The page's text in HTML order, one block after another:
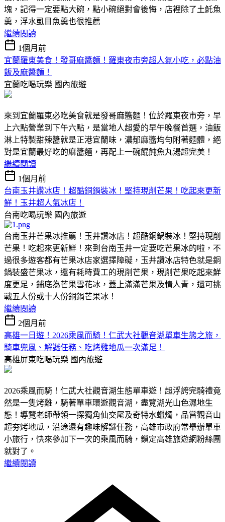
塊，記得一定要點大碗，點小碗絕對會後悔，店裡除了土魠魚
羹，浮水虱目魚羹也很推薦
繼續閱讀
1個月前
宜蘭羅東美食！發哥麻醬麵！羅東夜市旁超人氣小吃，必點油
飯及麻醬麵！
宜蘭吃喝玩樂 國內旅遊
來到宜蘭羅東必吃美食就是發哥麻醬麵！位於羅東夜市旁，早
上六點營業到下午六點，是當地人超愛的早午晚餐首選，油飯
淋上特製甜辣醬就是正港宜蘭味，濃郁麻醬均勻附著麵體，絕
對是宜蘭最好吃的麻醬麵，再配上一碗餛飩魚丸湯超完美！
繼續閱讀
1個月前
台南玉井讚冰店！超酷銅鍋裝冰！堅持現削芒果！吃起來更新
鮮！玉井超人氣冰店！
台南吃喝玩樂 國內旅遊
台南玉井芒果冰推薦！玉井讚冰店！超酷銅鍋裝冰！堅持現削
芒果！吃起來更新鮮！來到台南玉井一定要吃芒果冰的啦，不
過很多遊客都有芒果冰店家選擇障礙，玉井讚冰店特色就是銅
鍋裝盛芒果冰，還有耗時費工的現削芒果，現削芒果吃起來鮮
度更足，鋪底為芒果雪花冰，蓋上滿滿芒果及情人青，還可挑
戰五人份或十人份銅鍋芒果冰！
繼續閱讀
2個月前
高雄一日遊！2026乘風而騎！仁武大社觀音湖單車生態之旅，
騎車兜風、解謎任務、吃烤雞地瓜一次滿足！
高雄屏東吃喝玩樂 國內旅遊
2026乘風而騎！仁武大社觀音湖生態單車遊！超浮誇完騎禮竟
然是一隻烤雞，騎著單車環遊觀音湖，盡覽湖光山色濕地生
態！導覽老師帶領一探獨角仙交尾及奇特水蠟燭，品嘗觀音山
超夯烤地瓜，沿途還有趣味解謎任務，高雄市政府常舉辦單車
小旅行，快來參加下一次的乘風而騎，鎖定高雄旅遊網粉絲團
就對了。
繼續閱讀